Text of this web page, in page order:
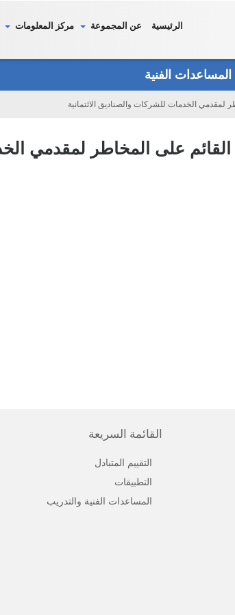
الرئيسية
عن المجموعة مركز المعلومات
المساعدات الفنية
لمقدمي الخدمات للشركات والصناديق الائتمانية
على المخاطر لمقدمي
القائمة السريعة
التقييم المتبادل
التطبيقات
المساعدات الفنية والتدريب